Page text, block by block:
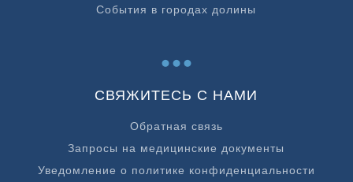
События в городах долины
...
СВЯЖИТЕСЬ С НАМИ
Обратная связь
Запросы на медицинские документы
Уведомление о политике конфиденциальности